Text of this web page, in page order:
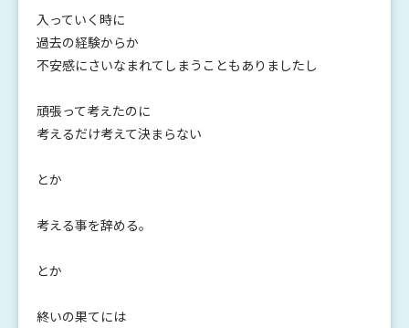
入っていく時に
過去の経験からか
不安感にさいなまれてしまうこともありましたし
頑張って考えたのに
考えるだけ考えて決まらない
とか
考える事を辞める。
とか
終いの果てには